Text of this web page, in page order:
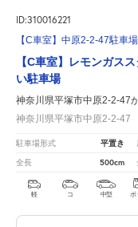
ID:310016221
【C車室】中原2-2-47駐車場
【C車室】レモンガス
い駐車場
神奈川県平塚市中原2-2-47
神奈川県平塚市中原2-2-47
駐車場形式 平置き
全長 500cm
軽 コ 中型 ボ